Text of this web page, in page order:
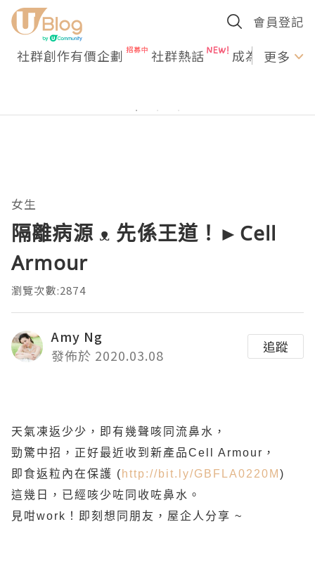
會員登記
社群創作有價企劃 社群熱話 成為U更多
女生
隔離病源 ᴥ 先係王道！►Cell
Armour
瀏覽次數:2874
Amy Ng
發佈於 2020.03.08
追蹤
天氣凍返少少，即有幾聲咳同流鼻水，
勁驚中招，正好最近收到新產品Cell Armour，
即食返粒內在保護 ( http://bit.ly/GBFLA0220M )
這幾日，已經咳少咗同收咗鼻水。
見咁work！即刻想同朋友，屋企人分享 ~